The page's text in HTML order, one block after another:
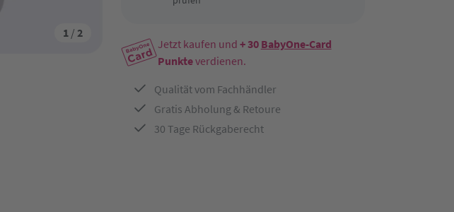
1 /2
Jetzt kaufen und + 30 BabyOne-Card
Punkteverdienen.
Qualität vom Fachhändler
Gratis Abholung & Retoure
30 Tage Rückgaberecht